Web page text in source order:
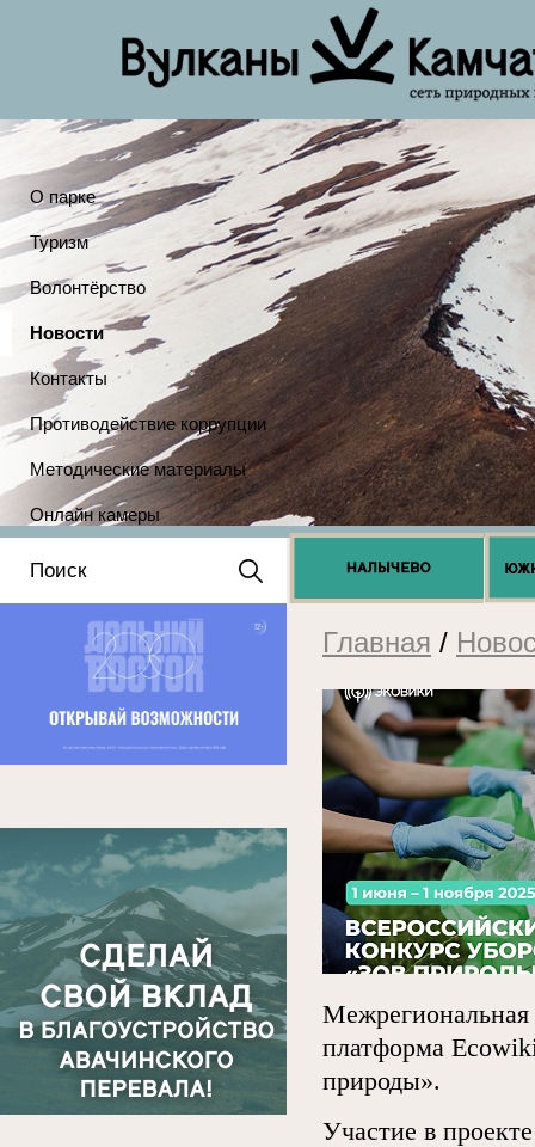
О парке
Туризм
Волонтёрство
Новости
Контакты
Противодействие коррупции
Методические материалы
Онлайн камеры
Положение о выдаче
разрешений 2025
Главная /
Межрегиональная
платформа
природы».
Участие в